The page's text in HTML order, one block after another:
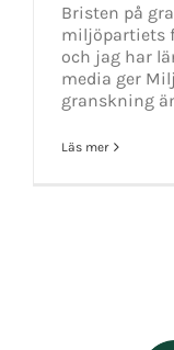
Bristen på
miljöpartiets
och jag har
media ger
granskning
Läs mer